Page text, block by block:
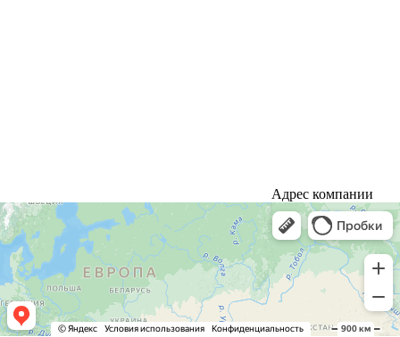
Адрес компании